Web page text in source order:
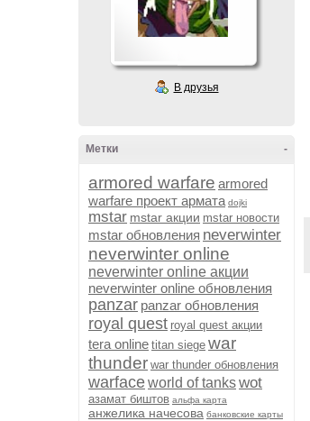
В друзья
-
Метки
armored warfare armored
warfare проект армата dojki
mstar mstar акции mstar новости
mstar обновления neverwinter
neverwinter online
neverwinter online акции
neverwinter online обновления
panzar panzar обновления
royal quest royal quest акции
tera online titan siege war
thunder war thunder обновления
warfaceworld of tankswot
азамат биштов альфа карта
анжелика начесова банковские карты